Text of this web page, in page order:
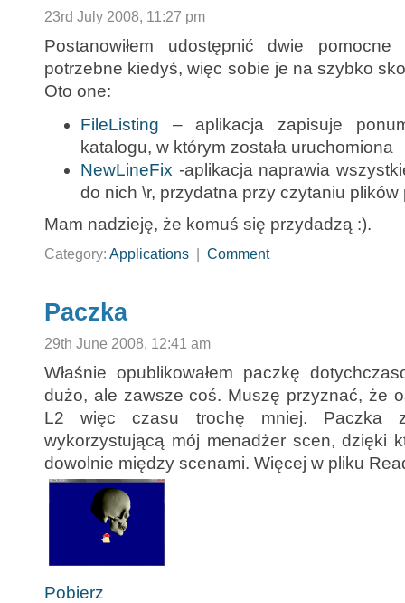
23rd July 2008, 11:27 pm
Postanowiłem udostępnić dwie
potrzebne kiedyś, więc sobie je na szybko
Oto one:
FileListing – aplikacja zapisuje
katalogu, w którym została uruchomiona
NewLineFix -aplikacja naprawia
do nich \r, przydatna przy czytaniu
Mam nadzieję, że komuś się przydadzą :).
Category: Applications Comment
Paczka
29th June 2008, 12:41 am
Właśnie opublikowałem paczkę
dużo, ale zawsze coś. Muszę przyznać, że
L2 więc czasu trochę mniej. Paczka
wykorzystującą mój menadżer scen, dzięki
dowolnie między scenami. Więcej w pliku
Pobierz